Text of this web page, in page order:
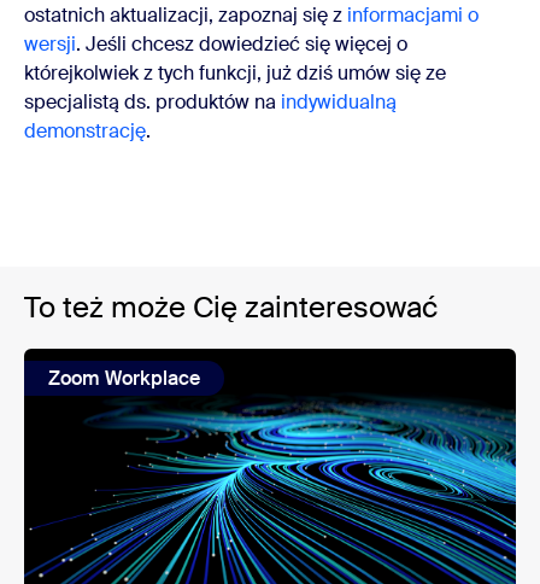
ostatnich aktualizacji, zapoznaj się z informacjami o
wersji. Jeśli chcesz dowiedzieć się więcej o
którejkolwiek z tych funkcji, już dziś umów się ze
specjalistą ds. produktów na indywidualną
demonstrację.
To też może Cię zainteresować
Zoom Workplace